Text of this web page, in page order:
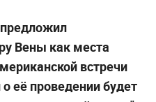
Вены как места
встречи
её проведении будет